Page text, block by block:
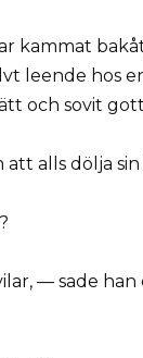
kammat
leende hos
och sovit
att alls dölja
— sade